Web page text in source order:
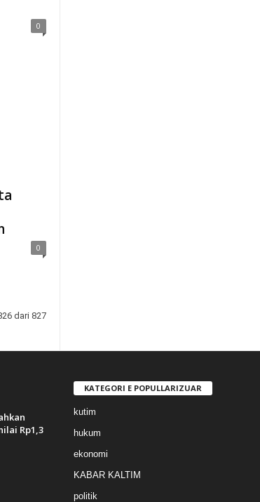
0
0
dari 827
Rp1,3
KATEGORI E POPULLARIZUAR
kutim
hukum
ekonomi
KABAR KALTIM
politik